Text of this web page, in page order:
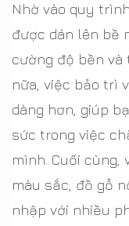
Nhờ vào quy
được dán lên bề
cường độ bền và
nữa, việc bảo trì
dàng hơn, giúp
sức trong việc
mình. Cuối cùng,
màu sắc, đồ gỗ
nhập với nhiều